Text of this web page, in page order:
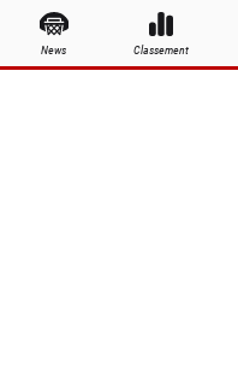
News Classement